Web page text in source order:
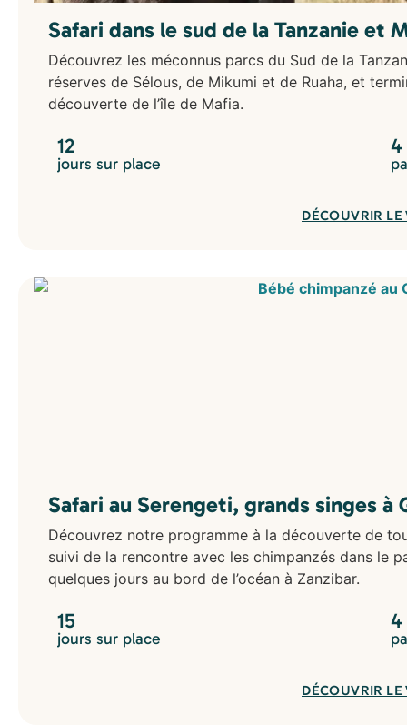
Safari dans le sud de la Tanzanie et
Découvrez les méconnus parcs du Sud de la
réserves de Sélous, de Mikumi et de Ruaha, et
découverte de l’île de Mafia.
12
jours sur place
DÉCOUVRIR LE
Safari au Serengeti, grands singes à
Découvrez notre programme à la découverte de
suivi de la rencontre avec les chimpanzés dans le
quelques jours au bord de l’océan à Zanzibar.
15
jours sur place
DÉCOUVRIR LE